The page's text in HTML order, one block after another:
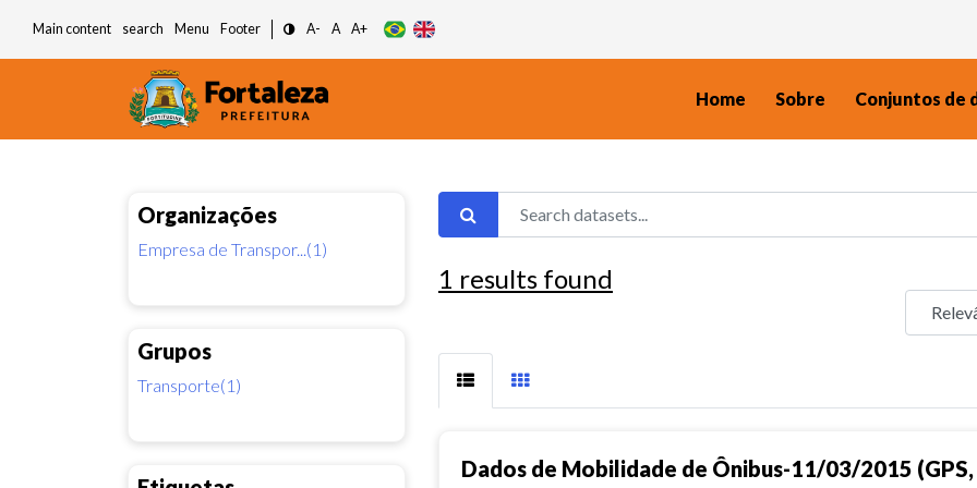
Main content search Menu Footer A- A A+
Home Sobre Conjuntos de
Organizações
Empresa de Transpor...(1)
Grupos
Transporte(1)
1 results found
Dados de Mobilidade de Ônibus-11/03/2015